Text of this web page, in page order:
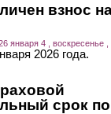
взнос
января 4 , воскресенье ,
2026 года.
срок по